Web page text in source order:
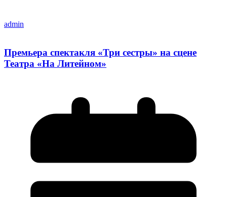
admin
Премьера спектакля «Три сестры» на сцене
Театра «На Литейном»